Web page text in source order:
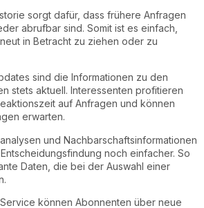
sorgt dafür, dass frühere Anfragen
abrufbar sind. Somit ist es einfach,
in Betracht zu ziehen oder zu
sind die Informationen zu den
stets aktuell. Interessenten profitieren
auf Anfragen und können
erwarten.
und Nachbarschaftsinformationen
noch einfacher. So
Daten, die bei der Auswahl einer
können Abonnenten über neue